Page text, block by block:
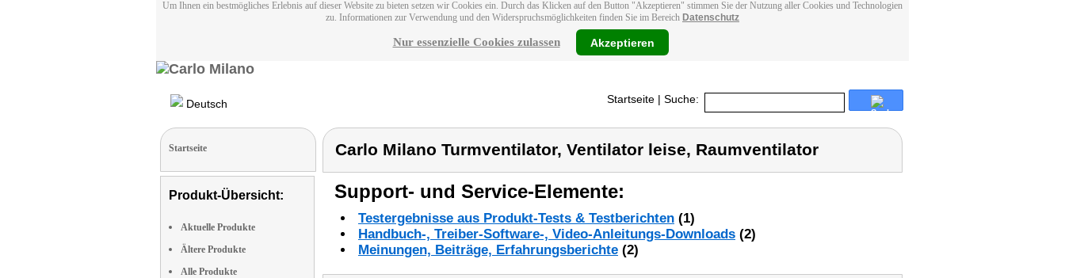
Um Ihnen ein bestmögliches Erlebnis auf dieser Website zu bieten setzen wir Cookies ein. Durch das Klicken auf den Button "Akzeptieren" stimmen Sie der Nutzung aller Cookies und Technologien
zu. Informationen zur Verwendung und den Widerspruchsmöglichkeiten finden Sie im Bereich Datenschutz
Nur essenzielle Cookies zulassen Akzeptieren
Deutsch Startseite | Suche:
Startseite
Produkt-Übersicht:
Aktuelle Produkte
Ältere Produkte
Alle Produkte
Carlo Milano Turmventilator, Ventilator leise, Raumventilator
Support- und Service-Elemente:
Testergebnisse aus Produkt-Tests & Testberichten (1)
Handbuch-, Treiber-Software-, Video-Anleitungs-Downloads (2)
Meinungen, Beiträge, Erfahrungsberichte (2)